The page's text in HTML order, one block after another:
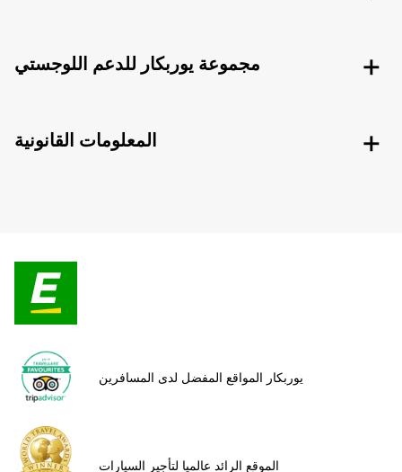
مجموعة يوربكار للدعم اللوجستي
المعلومات القانونية
يوربكار المواقع المفضل لدى المسافرين
الموقع الرائد عالميا لتأجير السيارات